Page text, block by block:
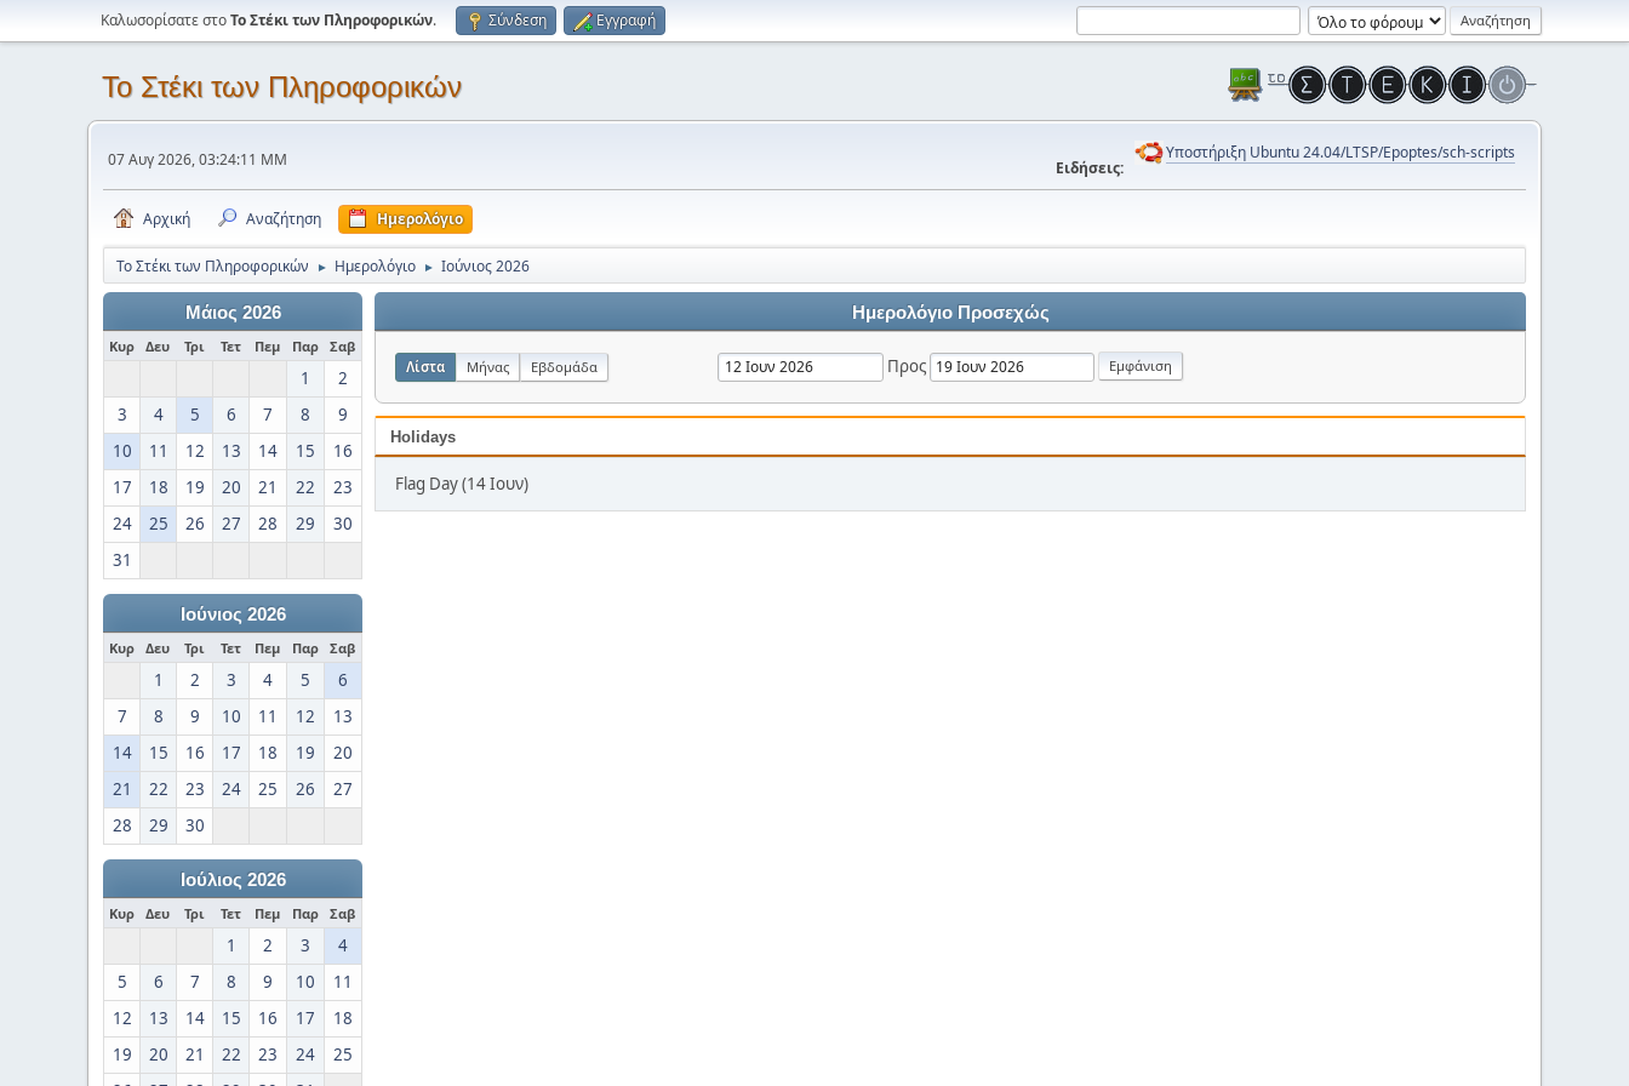
Καλωσορίσατε στοΤο Στέκι των Πληροφορικών. Σύνδεση Εγγραφή
Το Στέκι των Πληροφορικών
07 Αυγ 2026, 03:24:11 ΜΜ Ειδήσεις:
Υποστήριξη Ubuntu 24.04/LTSP/Epoptes/sch-scripts
Αρχική Αναζήτηση Ημερολόγιο
Το Στέκι των Πληροφορικών ► Ημερολόγιο ► Ιούνιος 2026
Μάιος 2026
Κυρ Δευ Τρι Τετ Πεμ Παρ Σαβ
1
2
3
4 5 6 7 8
9
10
11 12 13 14 15
16
17
18 19 20 21 22
23
24
25 26 27 28 29
30
31
Ιούνιος 2026
Κυρ Δευ Τρι Τετ Πεμ Παρ Σαβ
1 2 3 4 5
6
7
8 9 10 11 12
13
14
15 16 17 18 19
20
21
22 23 24 25 26
27
28
29 30
Ιούλιος 2026
Κυρ Δευ Τρι Τετ Πεμ Παρ Σαβ
1 2 3
4
5
6 7 8 9 10
11
12
13 14 15 16 17
18
19
20 21 22 23 24
25
Ημερολόγιο Προσεχώς
Λίστα Μήνας Εβδομάδα Προς
Holidays
Flag Day (14 Ιουν)